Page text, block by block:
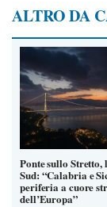
ALTRO DA
Ponte sullo Stretto,
Sud: “Calabria e
periferia a cuore
dell’Europa”